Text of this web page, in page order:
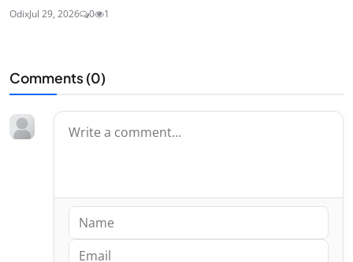
OdixJul 29, 2026 0 1
Comments (0)